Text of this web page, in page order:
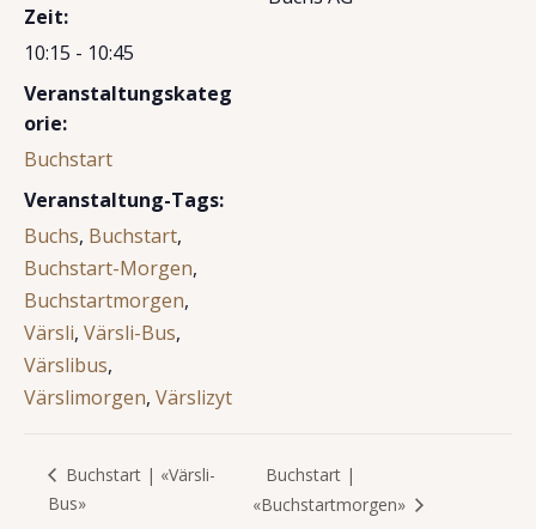
Zeit:
10:15 - 10:45
Veranstaltungskateg
orie:
Buchstart
Veranstaltung-Tags:
Buchs, Buchstart,
Buchstart-Morgen,
Buchstartmorgen,
Värsli, Värsli-Bus,
Värslibus,
Värslimorgen, Värslizyt
Buchstart | «Värsli-
Bus»
Buchstart |
«Buchstartmorgen»